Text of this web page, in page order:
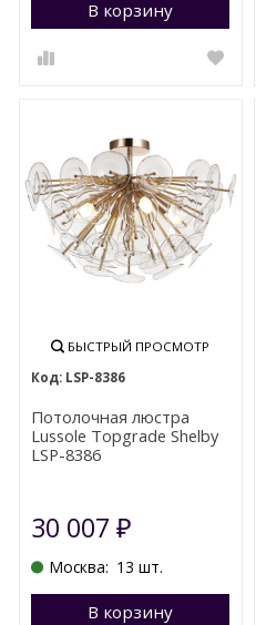
В корзину
БЫСТРЫЙ ПРОСМОТР
LSP-8386
Потолочная люстра
Lussole Topgrade Shelby
LSP-8386
30 007₽
Москва: 13 шт.
В корзину